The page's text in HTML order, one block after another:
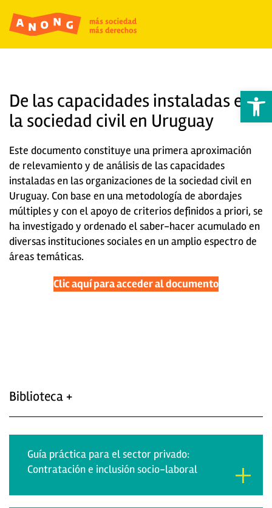
Abrir
De las capacidades instaladas en
la sociedad civil en Uruguay
Este documento constituye una primera aproximación
de relevamiento y de análisis de las capacidades
instaladas en las organizaciones de la sociedad civil en
Uruguay. Con base en una metodología de abordajes
múltiples y con el apoyo de criterios definidos a priori, se
ha investigado y ordenado el saber-hacer acumulado en
diversas instituciones sociales en un amplio espectro de
áreas temáticas.
Clic aquí para acceder al documento
Biblioteca +
Guía práctica para el sector privado:
Contratación e inclusión socio-laboral